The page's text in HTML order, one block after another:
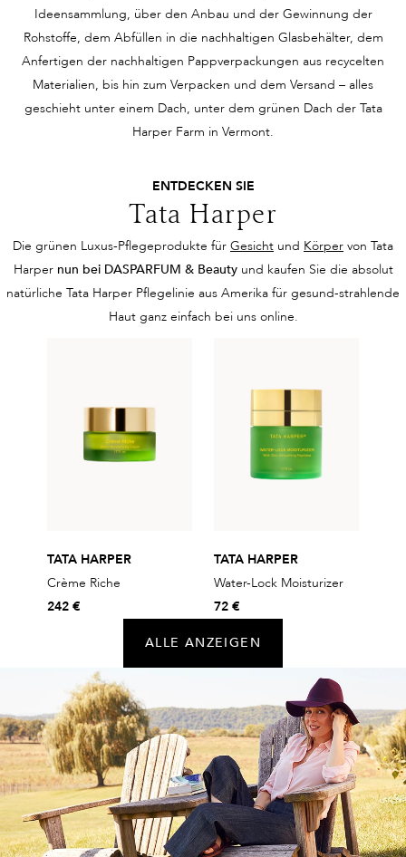
Ideensammlung, über den Anbau und der Gewinnung der
Rohstoffe, dem Abfüllen in die nachhaltigen Glasbehälter, dem
Anfertigen der nachhaltigen Pappverpackungen aus recycelten
Materialien, bis hin zum Verpacken und dem Versand – alles
geschieht unter einem Dach, unter dem grünen Dach der Tata
Harper Farm in Vermont.
ENTDECKEN SIE
Tata Harper
Die grünen Luxus-Pflegeprodukte für Gesicht und Körper von Tata
Harper nun bei DASPARFUM & Beautyund kaufen Sie die absolut
natürliche Tata Harper Pflegelinie aus Amerika für gesund-strahlende
Haut ganz einfach bei uns online.
TATA HARPER
Crème Riche
242 €
TATA HARPER
Water-Lock Moisturizer
72 €
ALLE ANZEIGEN